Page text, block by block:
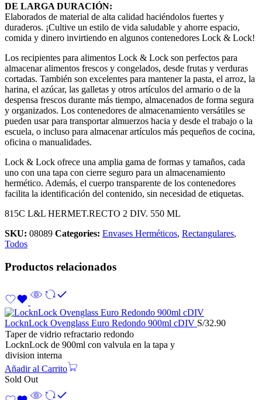
DE LARGA DURACIÓN:
Elaborados de material de alta calidad haciéndolos fuertes y
duraderos. ¡Cultive un estilo de vida saludable y ahorre espacio,
comida y dinero invirtiendo en algunos contenedores Lock & Lock!
Los recipientes para alimentos Lock & Lock son perfectos para
almacenar alimentos frescos y congelados, desde frutas y verduras
cortadas. También son excelentes para mantener la pasta, el arroz, la
harina, el azúcar, las galletas y otros artículos del armario o de la
despensa frescos durante más tiempo, almacenados de forma segura
y organizados. Los contenedores de almacenamiento versátiles se
pueden usar para transportar almuerzos hacia y desde el trabajo o la
escuela, o incluso para almacenar artículos más pequeños de cocina,
oficina o manualidades.
Lock & Lock ofrece una amplia gama de formas y tamaños, cada
uno con una tapa con cierre seguro para un almacenamiento
hermético. Además, el cuerpo transparente de los contenedores
facilita la identificación del contenido, sin necesidad de etiquetas.
815C L&L HERMET.RECTO 2 DIV. 550 ML
SKU: 08089 Categories: Envases Herméticos, Rectangulares,
Todos
Productos relacionados
LocknLock Ovenglass Euro Redondo 900ml cDIV S/32.90
Taper de vidrio refractario redondo
LocknLock de 900ml con valvula en la tapa y
division interna
Añadir al Carrito
Sold Out